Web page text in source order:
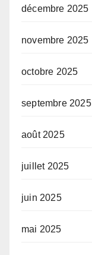
décembre 2025
novembre 2025
octobre 2025
septembre 2025
août 2025
juillet 2025
juin 2025
mai 2025